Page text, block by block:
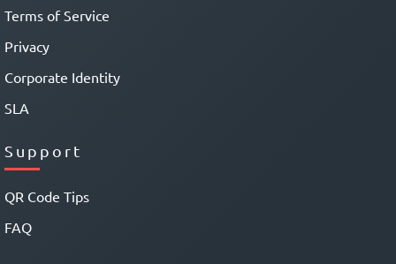
Terms of Service
Privacy
Corporate Identity
SLA
Support
QR Code Tips
FAQ